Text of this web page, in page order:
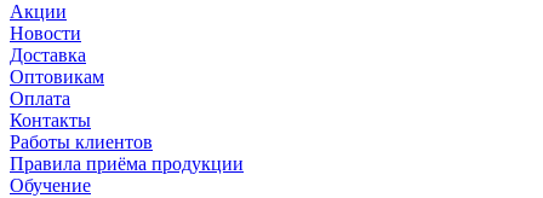
Акции
Новости
Доставка
Оптовикам
Оплата
Контакты
Работы клиентов
Правила приёма продукции
Обучение